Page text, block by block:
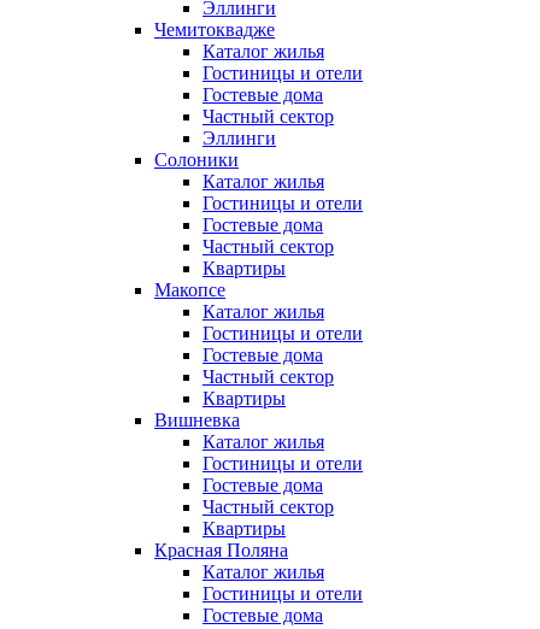
Эллинги
Чемитоквадже
Каталог жилья
Гостиницы и отели
Гостевые дома
Частный сектор
Эллинги
Солоники
Каталог жилья
Гостиницы и отели
Гостевые дома
Частный сектор
Квартиры
Макопсе
Каталог жилья
Гостиницы и отели
Гостевые дома
Частный сектор
Квартиры
Вишневка
Каталог жилья
Гостиницы и отели
Гостевые дома
Частный сектор
Квартиры
Красная Поляна
Каталог жилья
Гостиницы и отели
Гостевые дома